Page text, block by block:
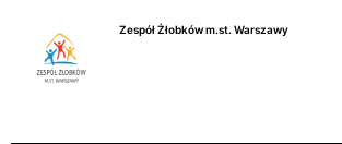
Zespół Żłobków m.st. Warszawy